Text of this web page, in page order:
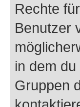
Rechte
Benutzer
in dem
Gruppen